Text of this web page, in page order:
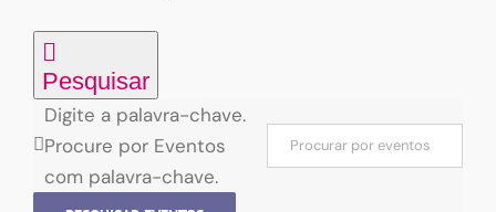
Pesquisar
Digite a palavra-chave.
Procure por Eventos
com palavra-chave.